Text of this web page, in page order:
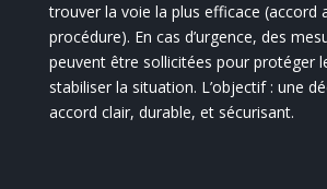
trouver la voie la plus efficace (accord
procédure). En cas d’urgence, des
peuvent être sollicitées pour protéger
stabiliser la situation. L’objectif : une
accord clair, durable, et sécurisant.